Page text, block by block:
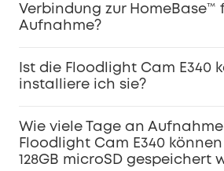
Verbindung zur HomeBase™
Aufnahme?
Ist die Floodlight Cam E340
installiere ich sie?
Wie viele Tage an
Floodlight Cam E340
128GB microSD gespeichert